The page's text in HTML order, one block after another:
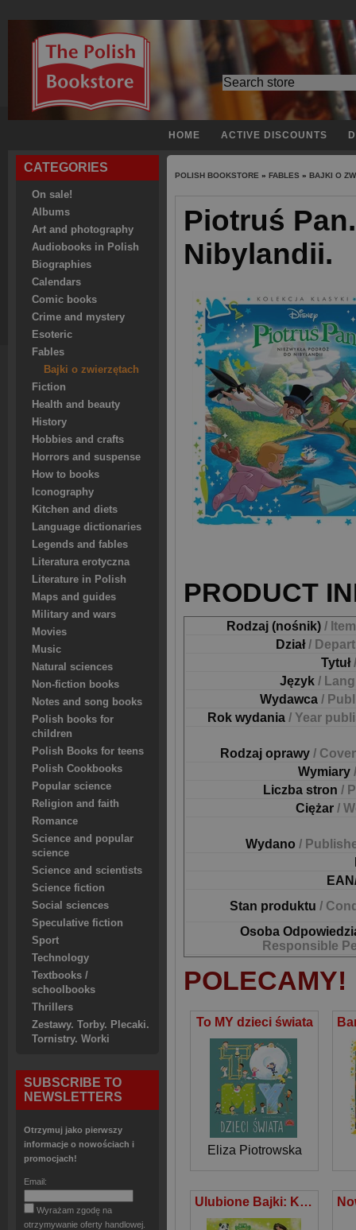
HOME ACTIVE DISCOUNTS
CATEGORIES
On sale!
Albums
Art and photography
Audiobooks in Polish
Biographies
Calendars
Comic books
Crime and mystery
Esoteric
Fables
Bajki o zwierzętach
Fiction
Health and beauty
History
Hobbies and crafts
Horrors and suspense
How to books
Iconography
Kitchen and diets
Language dictionaries
Legends and fables
Literatura erotyczna
Literature in Polish
Maps and guides
Military and wars
Movies
Music
Natural sciences
Non-fiction books
Notes and song books
Polish books for
children
Polish Books for teens
Polish Cookbooks
Popular science
Religion and faith
Romance
Science and popular
science
Science and scientists
Science fiction
Social sciences
Speculative fiction
Sport
Technology
Textbooks /
schoolbooks
Thrillers
Zestawy. Torby. Plecaki.
Tornistry. Worki
SUBSCRIBE TO
NEWSLETTERS
Otrzymuj jako pierwszy
informacje o nowościach i
promocjach!
Email:
Wyrażam zgodę na
otrzymywanie oferty handlowej.
POLISH BOOKSTORE » FABLES » BAJKI O
Piotruś
Nibylandii.
PRODUCT
Rodzaj (nośnik) /
Dział/
Tytuł
Język /
Wydawca /
Rok wydania / Year
Rodzaj oprawy /
Wymiary
Liczba stron /
Ciężar /
Wydano /
Stan produktu /
Osoba
Responsible
POLECAMY!
To MY dzieci świata
Eliza Piotrowska
Ulubione Bajki: Księga dżungli i Kopciuszek